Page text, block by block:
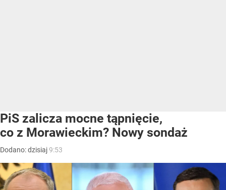
PiS zalicza mocne tąpnięcie,
co z Morawieckim? Nowy sondaż
Dodano:dzisiaj9:53